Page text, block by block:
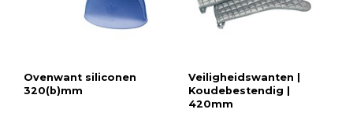
Ovenwant siliconen
320(b)mm
Veiligheidswanten |
Koudebestendig |
420mm